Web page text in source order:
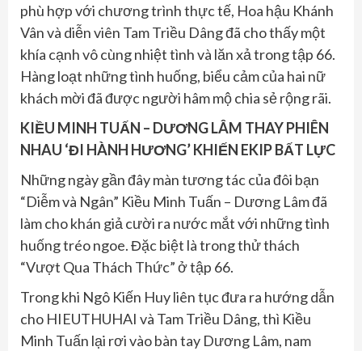
phù hợp với chương trình thực tế, Hoa hậu Khánh
Vân và diễn viên Tam Triều Dâng đã cho thấy một
khía cạnh vô cùng nhiệt tình và lăn xả trong tập 66.
Hàng loạt những tình huống, biểu cảm của hai nữ
khách mời đã được người hâm mộ chia sẻ rộng rãi.
KIỀU MINH TUẤN – DƯƠNG LÂM THAY PHIÊN
NHAU ‘ĐI HÀNH HƯƠNG’ KHIẾN EKIP BẤT LỰC
Những ngày gần đây màn tương tác của đôi bạn
“Diễm và Ngân” Kiều Minh Tuấn – Dương Lâm đã
làm cho khán giả cười ra nước mắt với những tình
huống tréo ngoe. Đặc biệt là trong thử thách
“Vượt Qua Thách Thức” ở tập 66.
Trong khi Ngô Kiến Huy liên tục đưa ra hướng dẫn
cho HIEUTHUHAI và Tam Triều Dâng, thì Kiều
Minh Tuấn lại rơi vào bàn tay Dương Lâm, nam